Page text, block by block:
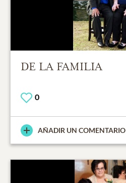
DE LA FAMILIA
0
AÑADIR UN COMENTARIO